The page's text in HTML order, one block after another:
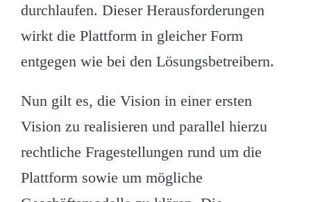
durchlaufen. Dieser Herausforderungen
wirkt die Plattform in gleicher Form
entgegen wie bei den Lösungsbetreibern.
Nun gilt es, die Vision in einer ersten
Vision zu realisieren und parallel hierzu
rechtliche Fragestellungen rund um die
Plattform sowie um mögliche